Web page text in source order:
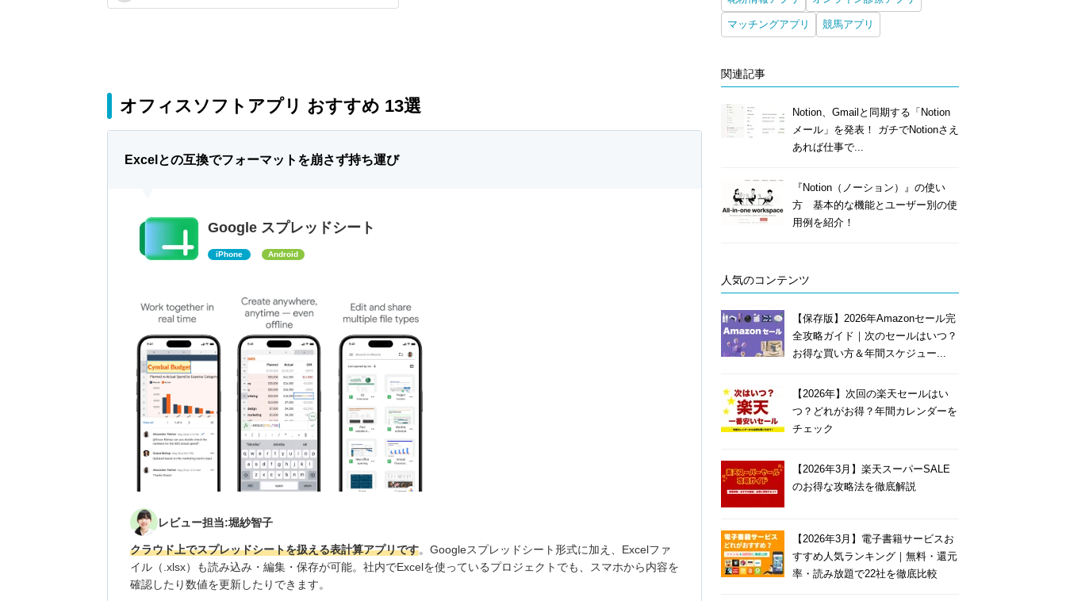
オフィスソフトアプリ おすすめ 13選
Excelとの互換でフォーマットを崩さず持ち運び
Google スプレッドシート
iPhone Android
レビュー担当:堀紗智子
クラウド上でスプレッドシートを扱える表計算アプリです。Googleスプレッドシート形式に加え、Excelファ
イル（.xlsx）も読み込み・編集・保存が可能。社内でExcelを使っているプロジェクトでも、スマホから内容を
確認したり数値を更新したりできます。
マッチングアプリ 競馬アプリ
関連記事
Notion、Gmailと同期する「Notion
メール」を発表！ ガチでNotionさえ
あれば仕事で...
『Notion（ノーション）』の使い
方 基本的な機能とユーザー別の使
用例を紹介！
人気のコンテンツ
【保存版】2026年Amazonセール完
全攻略ガイド｜次のセールはいつ？
お得な買い方＆年間スケジュー...
【2026年】次回の楽天セールはい
つ？どれがお得？年間カレンダーを
チェック
【2026年3月】楽天スーパーSALE
のお得な攻略法を徹底解説
【2026年3月】電子書籍サービスお
すすめ人気ランキング｜無料・還元
率・読み放題で22社を徹底比較